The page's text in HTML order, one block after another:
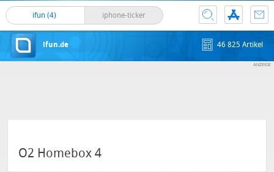
ifun (4) iphone-ticker
ifun.de 46 825 Artikel
O2 Homebox 4